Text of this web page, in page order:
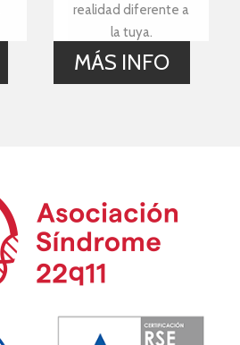
realidad diferente a
la tuya.
MÁS INFO